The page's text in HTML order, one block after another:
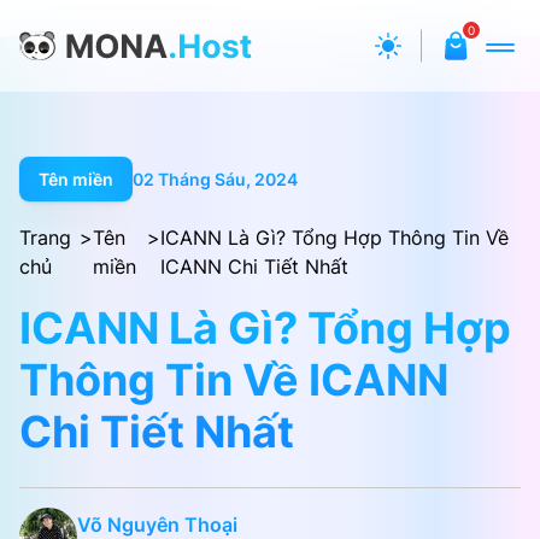
0
Tên miền 02 Tháng Sáu, 2024
Trang
chủ
>Tên
miền
>ICANN Là Gì? Tổng Hợp Thông Tin Về
ICANN Chi Tiết Nhất
ICANN Là Gì? Tổng Hợp
Thông Tin Về ICANN
Chi Tiết Nhất
Võ Nguyên Thoại